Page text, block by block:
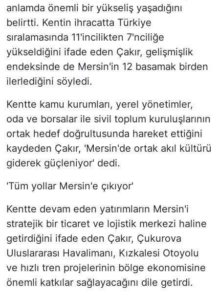
anlamda önemli bir yükseliş yaşadığını
belirtti. Kentin ihracatta Türkiye
sıralamasında 11'incilikten 7'nciliğe
yükseldiğini ifade eden Çakır, gelişmişlik
endeksinde de Mersin'in 12 basamak birden
ilerlediğini söyledi.
Kentte kamu kurumları, yerel yönetimler,
oda ve borsalar ile sivil toplum kuruluşlarının
ortak hedef doğrultusunda hareket ettiğini
kaydeden Çakır, 'Mersin'de ortak akıl kültürü
giderek güçleniyor' dedi.
'Tüm yollar Mersin'e çıkıyor'
Kentte devam eden yatırımların Mersin'i
stratejik bir ticaret ve lojistik merkezi haline
getirdiğini ifade eden Çakır, Çukurova
Uluslararası Havalimanı, Kızkalesi Otoyolu
ve hızlı tren projelerinin bölge ekonomisine
önemli katkılar sağlayacağını dile getirdi.